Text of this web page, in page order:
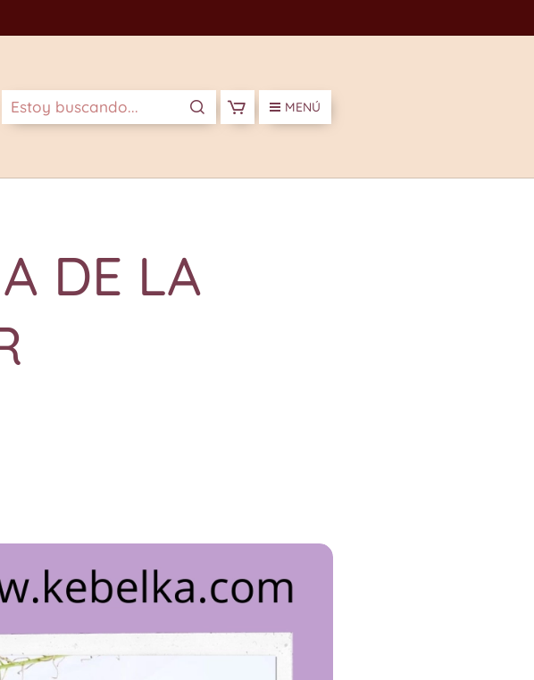
MENÚ
DE LA